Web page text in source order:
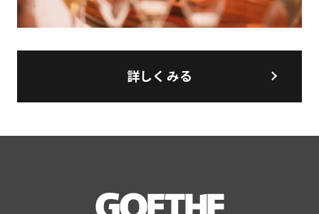
詳しくみる